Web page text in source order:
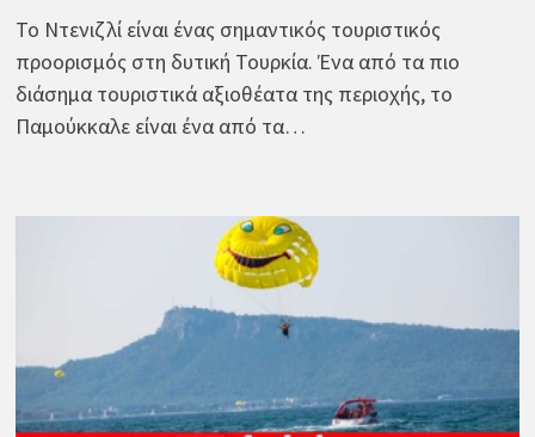
Το Ντενιζλί είναι ένας σημαντικός τουριστικός
προορισμός στη δυτική Τουρκία. Ένα από τα πιο
διάσημα τουριστικά αξιοθέατα της περιοχής, το
Παμούκκαλε είναι ένα από τα…